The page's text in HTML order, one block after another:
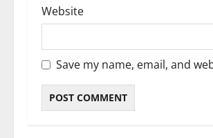
Website
Save my name, email, and